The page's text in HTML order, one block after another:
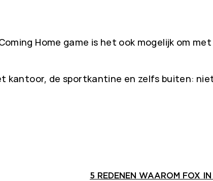
Home game is het ook mogelijk om
kantoor, de sportkantine en zelfs buiten:
5 REDENEN WAAROM FOX